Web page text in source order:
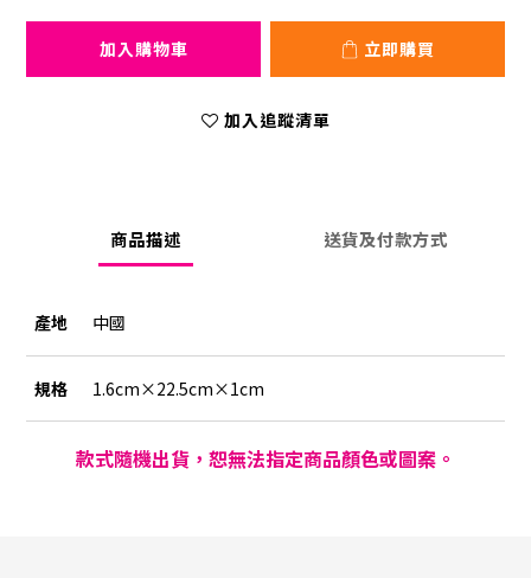
加入購物車 立即購買
加入追蹤清單
商品描述 送貨及付款方式
產地 中國
規格 1.6cm×22.5cm×1cm
款式隨機出貨，恕無法指定商品顏色或圖案。